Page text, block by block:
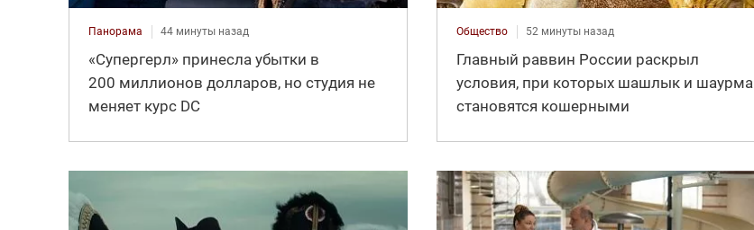
Панорама 44 минуты назад
«Супергерл» принесла убытки в
200 миллионов долларов, но студия не
меняет курс DC
Общество 52 минуты назад
Главный раввин России раскрыл
условия, при которых шашлык и шаурма
становятся кошерными